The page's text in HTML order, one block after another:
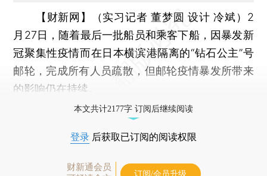
【财新网】（实习记者 董梦圆 设计 冷斌） 2
月27日，随着最后一批船员和乘客下船，因暴发新
冠聚集性疫情而在日本横滨港隔离的“钻石公主”号
邮轮，完成所有人员疏散，但邮轮疫情暴发所带来
的影响仍在持续。
本文共计2177字 订阅后继续阅读
登录 后获取已订阅的阅读权限
财新通会员
订阅/会员升级